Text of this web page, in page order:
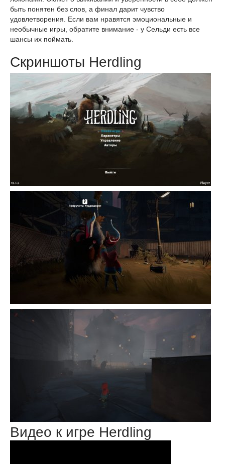
быть понятен без слов, а финал дарит чувство
удовлетворения. Если вам нравятся эмоциональные и
необычные игры, обратите внимание - у Сельди есть все
шансы их поймать.
Скриншоты Herdling
Видео к игре Herdling